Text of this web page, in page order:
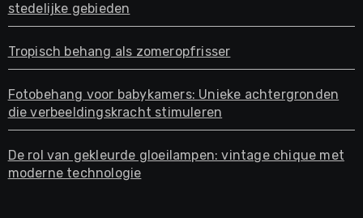
stedelijke gebieden
Tropisch behang als zomeropfrisser
Fotobehang voor babykamers: Unieke achtergronden
die verbeeldingskracht stimuleren
De rol van gekleurde gloeilampen: vintage chique met
moderne technologie